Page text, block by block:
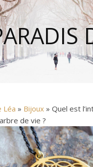
Léa » Bijoux » Quel est
de vie ?